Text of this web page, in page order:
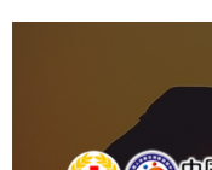
中国人